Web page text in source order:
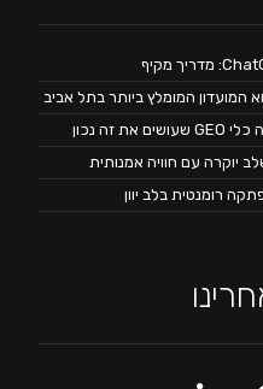
יוקרה עם חוויה אמנותית
רומנטית בלב יוון